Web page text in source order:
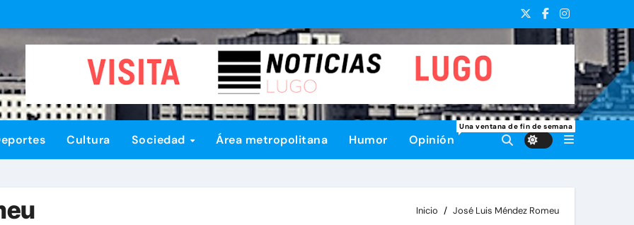
Cultura Sociedad Área metropolitana Humor Opinión
Una ventana de fin de semana
Inicio José Luis Méndez Romeu